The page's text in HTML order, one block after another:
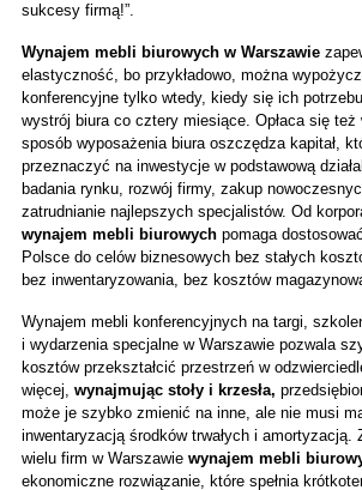
sukcesy firmą!”.
Wynajem mebli biurowych w Warszawie
elastyczność, bo przykładowo, można
konferencyjne tylko wtedy, kiedy się ich
wystrój biura co cztery miesiące. Opłaca się
sposób wyposażenia biura oszczędza kapitał,
przeznaczyć na inwestycje w podstawową
badania rynku, rozwój firmy, zakup
wynajem mebli biurowych pomaga
Polsce do celów biznesowych bez stałych
bez inwentaryzowania, bez kosztów
Wynajem mebli konferencyjnych na targi,
i wydarzenia specjalne w Warszawie pozwala
kosztów przekształcić przestrzeń w
więcej, wynajmując stoły i krzesła,
może je szybko zmienić na inne, ale nie musi
inwentaryzacją środków trwałych i amortyzacją.
wielu firm w Warszawie wynajem mebli
ekonomiczne rozwiązanie, które spełnia